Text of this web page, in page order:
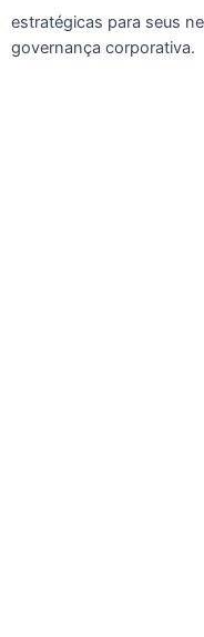
estratégicas para seus
governança corporativa.